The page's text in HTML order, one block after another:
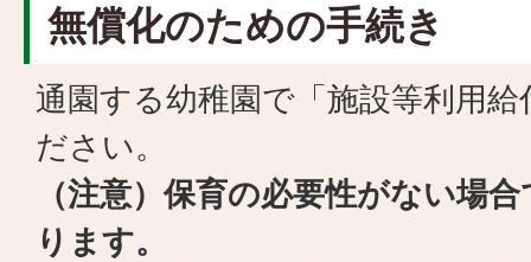
無償化のための手続き
通園する幼稚園で「施設等利用
ださい。
（注意）保育の必要性がない場
ります。